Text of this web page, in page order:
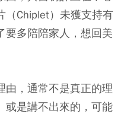
（Chiplet）未獲支持有
要多陪陪家人，想回美
由，通常不是真正的理
或是講不出來的，可能